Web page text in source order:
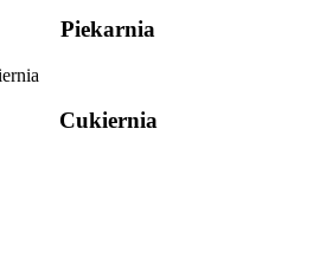
Piekarnia
Cukiernia